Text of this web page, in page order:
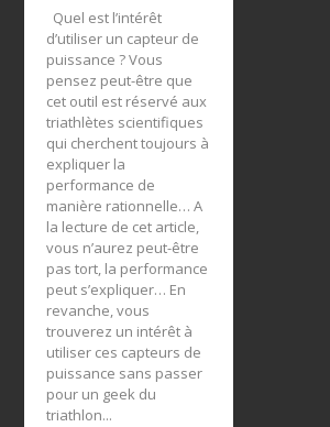
Quel est l’intérêt
d’utiliser un capteur de
puissance ? Vous
pensez peut-être que
cet outil est réservé aux
triathlètes scientifiques
qui cherchent toujours à
expliquer la
performance de
manière rationnelle… A
la lecture de cet article,
vous n’aurez peut-être
pas tort, la performance
peut s’expliquer… En
revanche, vous
trouverez un intérêt à
utiliser ces capteurs de
puissance sans passer
pour un geek du
triathlon...